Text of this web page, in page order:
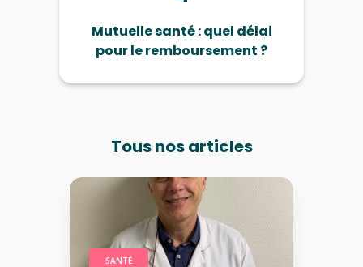
Mutuelle santé : quel délai
pour le remboursement ?
Tous nos articles
SANTÉ